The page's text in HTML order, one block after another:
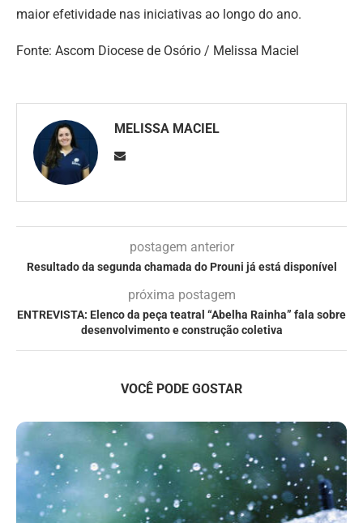
maior efetividade nas iniciativas ao longo do ano.
Fonte: Ascom Diocese de Osório / Melissa Maciel
MELISSA MACIEL
postagem anterior
Resultado da segunda chamada do Prouni já está disponível
próxima postagem
ENTREVISTA: Elenco da peça teatral “Abelha Rainha” fala sobre
desenvolvimento e construção coletiva
VOCÊ PODE GOSTAR